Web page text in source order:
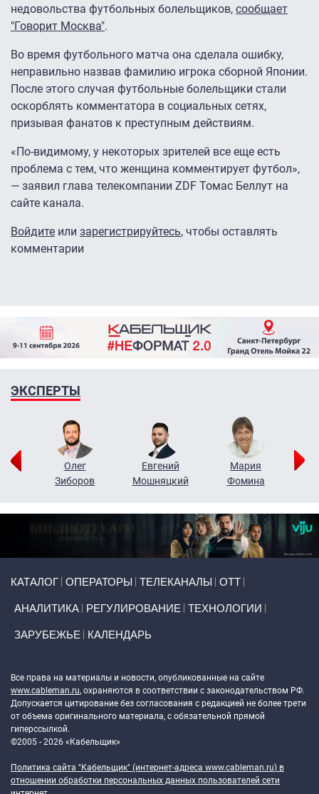
недовольства футбольных болельщиков, сообщает
"Говорит Москва".
Во время футбольного матча она сделала ошибку,
неправильно назвав фамилию игрока сборной Японии.
После этого случая футбольные болельщики стали
оскорблять комментатора в социальных сетях,
призывая фанатов к преступным действиям.
«По-видимому, у некоторых зрителей все еще есть
проблема с тем, что женщина комментирует футбол»,
— заявил глава телекомпании ZDF Томас Беллут на
сайте канала.
Войдите или зарегистрируйтесь, чтобы оставлять
комментарии
ЭКСПЕРТЫ
Олег
Зиборов
Евгений
Мошняцкий
Мария
Фомина
КАТАЛОГ ОПЕРАТОРЫ ТЕЛЕКАНАЛЫ ОТТ
АНАЛИТИКА РЕГУЛИРОВАНИЕ ТЕХНОЛОГИИ
ЗАРУБЕЖЬЕ КАЛЕНДАРЬ
Все права на материалы и новости, опубликованные на сайте
www.cableman.ru, охраняются в соответствии с законодательством РФ.
Допускается цитирование без согласования с редакцией не более трети
от объема оригинального материала, с обязательной прямой
гиперссылкой.
©2005 - 2026 «Кабельщик»
Политика сайта "Кабельщик" (интернет-адреса www.cableman.ru) в
отношении обработки персональных данных пользователей сети